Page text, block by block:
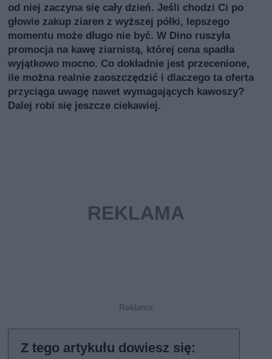
od niej zaczyna się cały dzień. Jeśli chodzi Ci po
głowie zakup ziaren z wyższej półki, lepszego
momentu może długo nie być. W Dino ruszyła
promocja na kawę ziarnistą, której cena spadła
wyjątkowo mocno. Co dokładnie jest przecenione,
ile można realnie zaoszczędzić i dlaczego ta oferta
przyciąga uwagę nawet wymagających kawoszy?
Dalej robi się jeszcze ciekawiej.